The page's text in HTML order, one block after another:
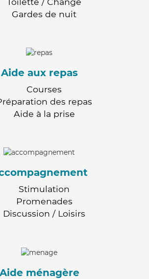
Gardes de nuit
Aide aux repas
Courses
des repas
Aide à la prise
Stimulation
Promenades
Discussion / Loisirs
Aide ménagère